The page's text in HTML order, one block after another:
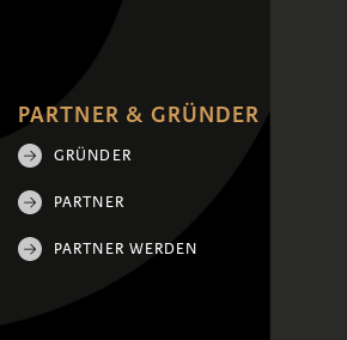
PARTNER & GRÜNDER
GRÜNDER
PARTNER
PARTNER WERDEN